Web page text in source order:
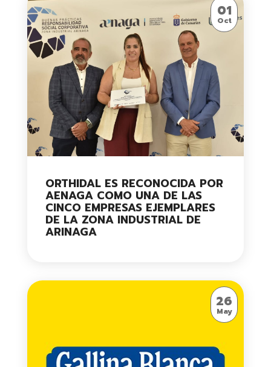
01
Oct
ORTHIDAL ES RECONOCIDA POR
AENAGA COMO UNA DE LAS
CINCO EMPRESAS EJEMPLARES
DE LA ZONA INDUSTRIAL DE
ARINAGA
26
May